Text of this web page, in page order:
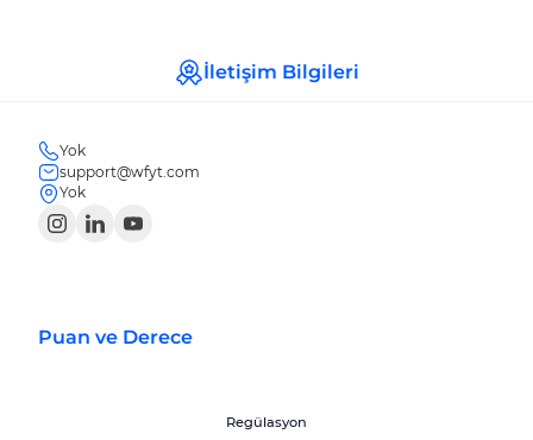
İletişim Bilgileri
Yok
support@wfyt.com
Yok
Puan ve Derece
Regülasyon